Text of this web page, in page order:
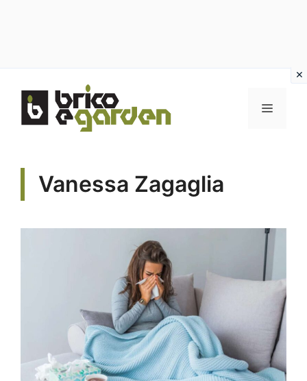
contenuto
MENU
Vanessa Zagaglia